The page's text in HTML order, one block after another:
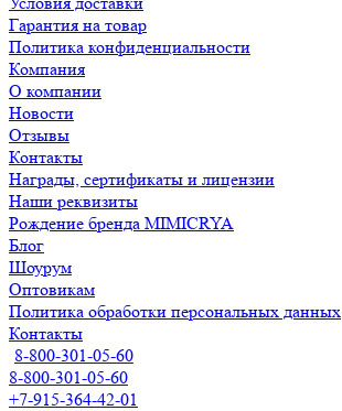
Гарантия на товар
Политика конфиденциальности
Компания
О компании
Новости
Отзывы
Контакты
Награды, сертификаты и лицензии
Наши реквизиты
Рождение бренда MIMICRYA
Блог
Шоурум
Оптовикам
Политика обработки персональных данных
Контакты
8-800-301-05-60
8-800-301-05-60
+7-915-364-42-01